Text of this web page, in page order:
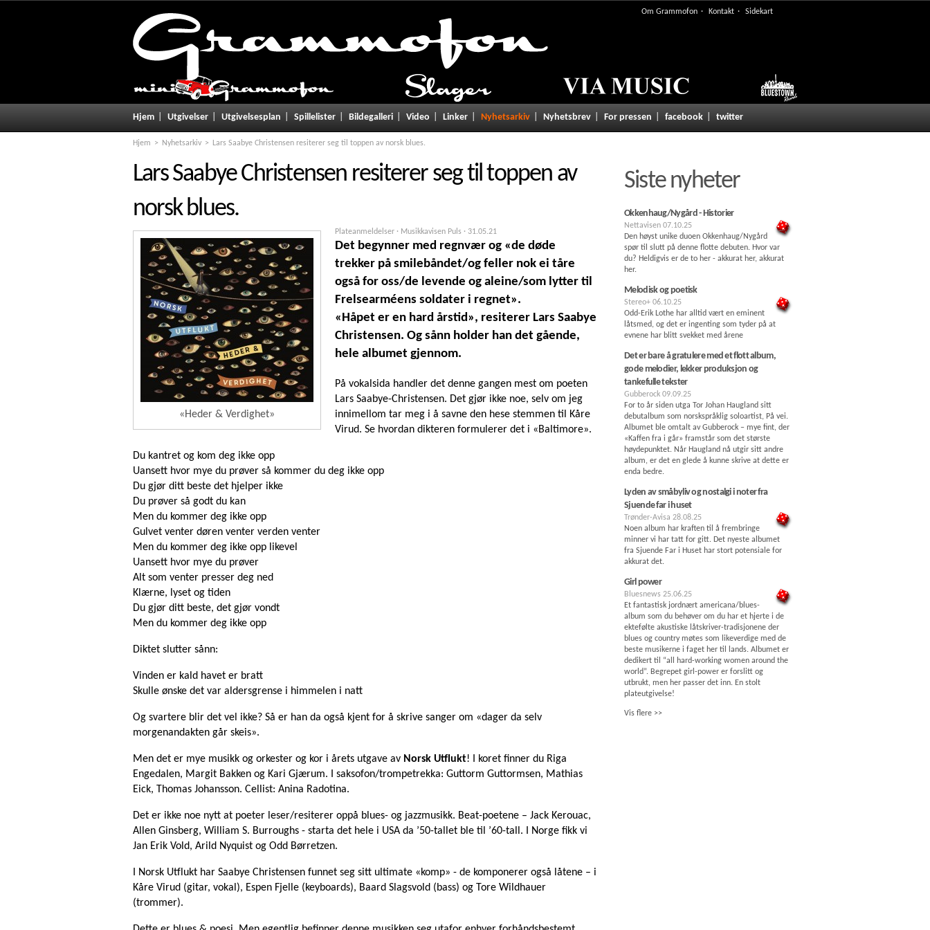
Om Grammofon Kontakt Sidekart
Hjem Utgivelser Utgivelsesplan Spillelister Bildegalleri Video Linker Nyhetsarkiv Nyhetsbrev For pressen facebook twitter
Hjem Nyhetsarkiv Lars Saabye Christensen resiterer seg til toppen av norsk blues.
Lars Saabye Christensen resiterer seg til toppen av
norsk blues.
«Heder & Verdighet»
Plateanmeldelser · Musikkavisen Puls · 31.05.21
Det begynner med regnvær og «de døde
trekker på smilebåndet/og feller nok ei tåre
også for oss/de levende og aleine/som lytter til
Frelsearméens soldater i regnet».
«Håpet er en hard årstid», resiterer Lars Saabye
Christensen. Og sånn holder han det gående,
hele albumet gjennom.
På vokalsida handler det denne gangen mest om poeten
Lars Saabye-Christensen. Det gjør ikke noe, selv om jeg
innimellom tar meg i å savne den hese stemmen til Kåre
Virud. Se hvordan dikteren formulerer det i «Baltimore».
Du kantret og kom deg ikke opp
Uansett hvor mye du prøver så kommer du deg ikke opp
Du gjør ditt beste det hjelper ikke
Du prøver så godt du kan
Men du kommer deg ikke opp
Gulvet venter døren venter verden venter
Men du kommer deg ikke opp likevel
Uansett hvor mye du prøver
Alt som venter presser deg ned
Klærne, lyset og tiden
Du gjør ditt beste, det gjør vondt
Men du kommer deg ikke opp
Diktet slutter sånn:
Vinden er kald havet er bratt
Skulle ønske det var aldersgrense i himmelen i natt
Og svartere blir det vel ikke? Så er han da også kjent for å skrive sanger om «dager da selv
morgenandakten går skeis».
Men det er mye musikk og orkester og kor i årets utgave av Norsk Utflukt! I koret finner du Riga
Engedalen, Margit Bakken og Kari Gjærum. I saksofon/trompetrekka: Guttorm Guttormsen, Mathias
Eick, Thomas Johansson. Cellist: Anina Radotina.
Det er ikke noe nytt at poeter leser/resiterer oppå blues- og jazzmusikk. Beat-poetene – Jack Kerouac,
Allen Ginsberg, William S. Burroughs - starta det hele i USA da ’50-tallet ble til ’60-tall. I Norge fikk vi
Jan Erik Vold, Arild Nyquist og Odd Børretzen.
I Norsk Utflukt har Saabye Christensen funnet seg sitt ultimate «komp» - de komponerer også låtene – i
Kåre Virud (gitar, vokal), Espen Fjelle (keyboards), Baard Slagsvold (bass) og Tore Wildhauer
(trommer).
Siste nyheter
Okkenhaug/Nygård - Historier
Nettavisen 07.10.25
Den høyst unike duoen Okkenhaug/Nygård
spør til slutt på denne flotte debuten. Hvor var
du? Heldigvis er de to her - akkurat her, akkurat
her.
Melodisk og poetisk
Stereo+ 06.10.25
Odd-Erik Lothe har alltid vært en eminent
låtsmed, og det er ingenting som tyder på at
evnene har blitt svekket med årene
Det er bare å gratulere med et flott album,
gode melodier, lekker produksjon og
tankefulle tekster
Gubberock 09.09.25
For to år siden utga Tor Johan Haugland sitt
debutalbum som norskspråklig soloartist, På vei.
Albumet ble omtalt av Gubberock – mye fint, der
«Kaffen fra i går» framstår som det største
høydepunktet. Når Haugland nå utgir sitt andre
album, er det en glede å kunne skrive at dette er
enda bedre.
Lyden av småbyliv og nostalgi i noter fra
Sjuende far i huset
Trønder-Avisa 28.08.25
Noen album har kraften til å frembringe
minner vi har tatt for gitt. Det nyeste albumet
fra Sjuende Far i Huset har stort potensiale for
akkurat det.
Girl power
Bluesnews 25.06.25
Et fantastisk jordnært americana/blues-
album som du behøver om du har et hjerte i de
ektefølte akustiske låtskriver-tradisjonene der
blues og country møtes som likeverdige med de
beste musikerne i faget her til lands. Albumet er
dedikert til “all hard-working women around the
world”. Begrepet girl-power er forslitt og
utbrukt, men her passer det inn. En stolt
plateutgivelse!
Vis flere >>